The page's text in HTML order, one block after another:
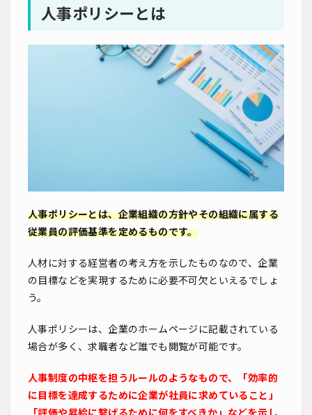
人事ポリシーとは
人事ポリシーとは、企業組織の方針やその組織に属する
従業員の評価基準を定めるものです。
人材に対する経営者の考え方を示したものなので、企業
の目標などを実現するために必要不可欠といえるでしょ
う。
人事ポリシーは、企業のホームページに記載されている
場合が多く、求職者など誰でも閲覧が可能です。
人事制度の中枢を担うルールのようなもので、「効率的
に目標を達成するために企業が社員に求めていること」